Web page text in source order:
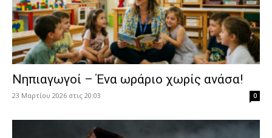
Νηπιαγωγοί – Ένα ωράριο χωρίς ανάσα!
23 Μαρτίου 2026 στις 20:03 0